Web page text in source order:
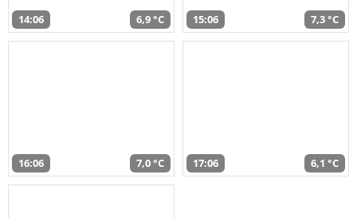
14:06 6,9 °C 15:06 7,3 °C
16:06 7,0 °C 17:06 6,1 °C